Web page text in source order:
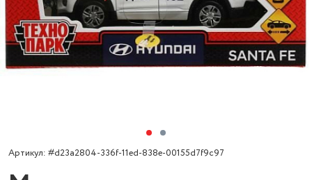
Артикул: #d23a2804-336f-11ed-838e-00155d7f9c97